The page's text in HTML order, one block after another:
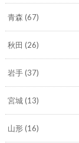
青森 (67)
秋田 (26)
岩手(37)
宮城(13)
山形(16)